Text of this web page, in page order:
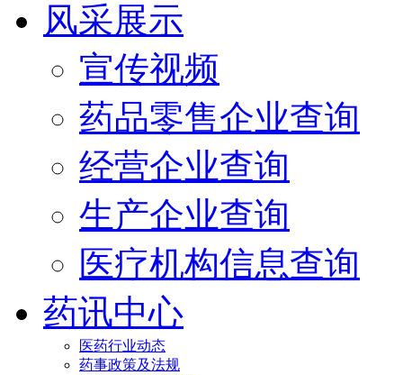
风采展示
宣传视频
药品零售企业查询
经营企业查询
生产企业查询
医疗机构信息查询
药讯中心
医药行业动态
药事政策及法规